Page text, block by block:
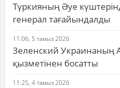
Түркияның Әуе
генерал тағайындалды
11:06, 5 тамыз 2026
Зеленский Украинаның
қызметінен босатты
11:25, 4 тамыз 2026